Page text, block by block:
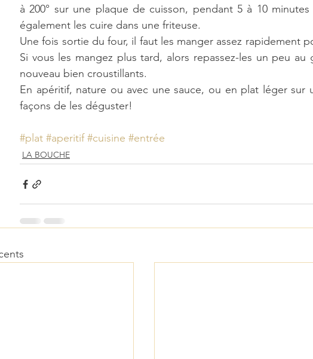
à 200° sur une plaque de cuisson, pendant 5 à 10
également les cuire dans une friteuse.
Une fois sortie du four, il faut les manger assez rapidement
Si vous les mangez plus tard, alors repassez-les un peu au
nouveau bien croustillants.
En apéritif, nature ou avec une sauce, ou en plat léger
façons de les déguster!
#plat #aperitif #cuisine #entrée
LA BOUCHE